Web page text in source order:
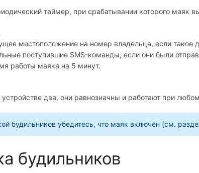
таймер, при срабатывании которого маяк
местоположение на номер владельца, если такое
поступившие SMS-команды, если они были
работы маяка на 5 минут.
устройстве два, они равнозначны и работают при
будильников убедитесь, что маяк включен (см.
будильников